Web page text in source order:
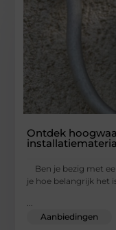
Ontdek
Ben je bezig met
je hoe belangrijk het
...
Aanbiedingen